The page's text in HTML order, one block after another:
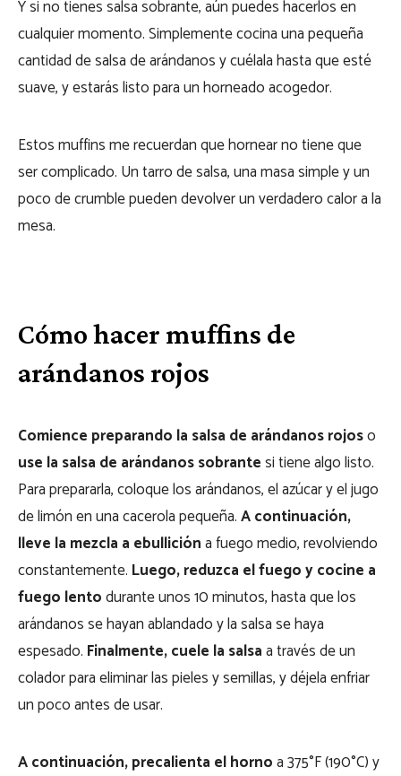
Y si no tienes salsa sobrante, aún puedes hacerlos en
cualquier momento. Simplemente cocina una pequeña
cantidad de salsa de arándanos y cuélala hasta que esté
suave, y estarás listo para un horneado acogedor.
Estos muffins me recuerdan que hornear no tiene que
ser complicado. Un tarro de salsa, una masa simple y un
poco de crumble pueden devolver un verdadero calor a la
mesa.
Cómo hacer muffins de
arándanos rojos
Comience preparando la salsa de arándanos rojoso
use la salsa de arándanos sobrantesi tiene algo listo.
Para prepararla, coloque los arándanos, el azúcar y el jugo
de limón en una cacerola pequeña.A continuación,
lleve la mezcla a ebullicióna fuego medio, revolviendo
constantemente. Luego, reduzca el fuego y cocine a
fuego lentodurante unos 10 minutos, hasta que los
arándanos se hayan ablandado y la salsa se haya
espesado. Finalmente, cuele la salsaa través de un
colador para eliminar las pieles y semillas, y déjela enfriar
un poco antes de usar.
A continuación, precalienta el hornoa 375°F (190°C) y